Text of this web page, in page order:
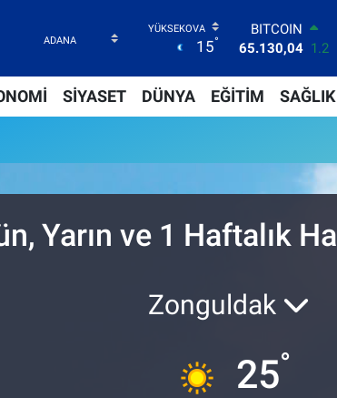
15°
BITCOIN
65.130,04 1.2
47,7106 0.17
EURO
64,4046 0.35
BİST100
13.773
-19
SİYASET DÜNYA EĞİTİM SAĞLIK
Yarın ve 1 Haftalık
Zonguldak
25°